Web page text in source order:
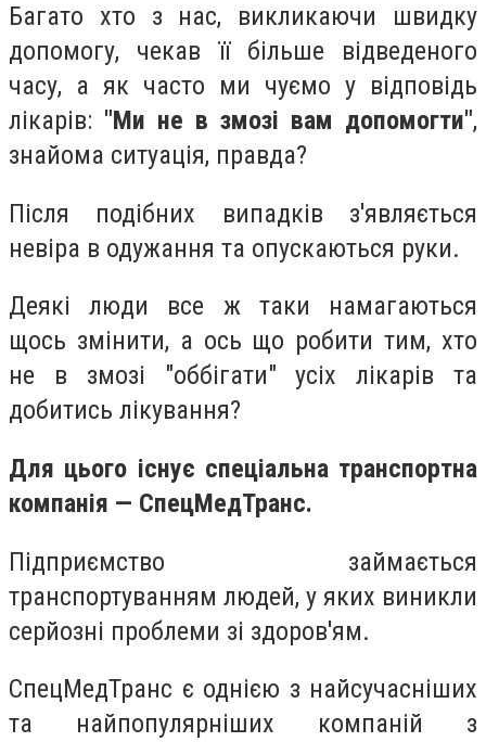
Багато хто з нас, викликаючи швидку
допомогу, чекав її більше відведеного
часу, а як часто ми чуємо у відповідь
лікарів: "Ми не в змозі вам допомогти",
знайома ситуація, правда?
Після подібних випадків з'являється
невіра в одужання та опускаються руки.
Деякі люди все ж таки намагаються
щось змінити, а ось що робити тим, хто
не в змозі "оббігати" усіх лікарів та
добитись лікування?
Для цього існує спеціальна транспортна
компанія — СпецМедТранс.
Підприємство займається
транспортуванням людей, у яких виникли
серйозні проблеми зі здоров'ям.
СпецМедТранс є однією з найсучасніших
та найпопулярніших компаній з